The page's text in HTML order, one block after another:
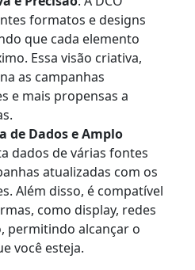
formatos e designs
que cada elemento
Essa visão criativa,
as campanhas
e mais propensas a
de Dados e Amplo
dados de várias fontes
atualizadas com os
Além disso, é compatível
como display, redes
permitindo alcançar o
você esteja.